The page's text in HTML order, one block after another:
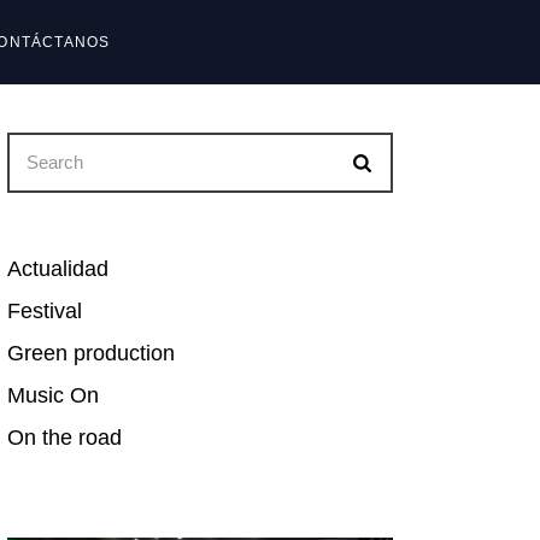
Search
for:
Actualidad
Festival
Green production
Music On
On the road